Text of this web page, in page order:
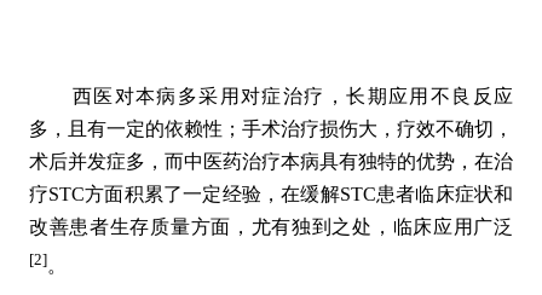
西医对本病多采用对症治疗，长期应用不良反应
多，且有一定的依赖性；手术治疗损伤大，疗效不确切，
术后并发症多，而中医药治疗本病具有独特的优势，在治
疗STC方面积累了一定经验，在缓解STC患者临床症状和
改善患者生存质量方面，尤有独到之处，临床应用广泛
[2]。